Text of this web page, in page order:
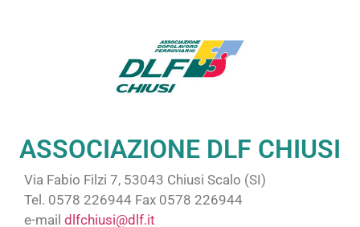
ASSOCIAZIONE DLF CHIUSI
Via Fabio Filzi 7, 53043 Chiusi Scalo (SI)
Tel. 0578 226944 Fax 0578 226944
e-mail dlfchiusi@dlf.it